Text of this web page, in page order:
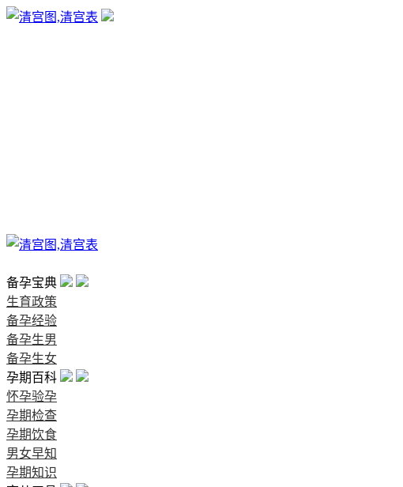
备孕宝典
生育政策
备孕经验
备孕生男
备孕生女
孕期百科
怀孕验孕
孕期检查
孕期饮食
男女早知
孕期知识